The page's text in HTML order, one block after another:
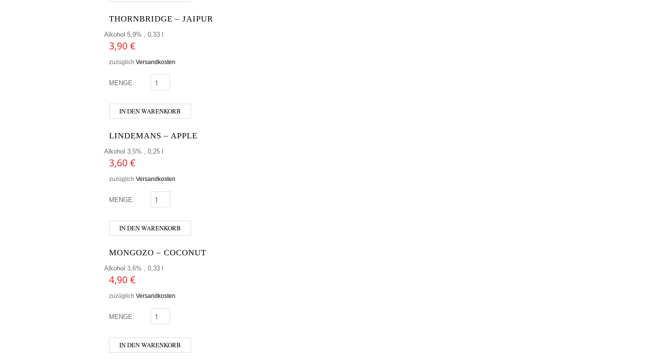
THORNBRIDGE – JAIPUR
Alkohol 5,9% , 0,33 l
3,90 €
zuzüglich Versandkosten
MENGE: THORNBRIDGE - JAIPUR MENGE
IN DEN WARENKORB
LINDEMANS – APPLE
Alkohol 3,5% , 0,25 l
3,60 €
zuzüglich Versandkosten
MENGE: LINDEMANS - APPLE MENGE
IN DEN WARENKORB
MONGOZO – COCONUT
Alkohol 3,6% , 0,33 l
4,90 €
zuzüglich Versandkosten
MENGE: MONGOZO - COCONUT MENGE
IN DEN WARENKORB